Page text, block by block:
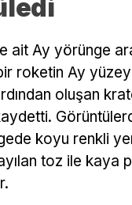
ait Ay yörünge
roketin Ay
oluşan
koyu renkli
toz ile kaya